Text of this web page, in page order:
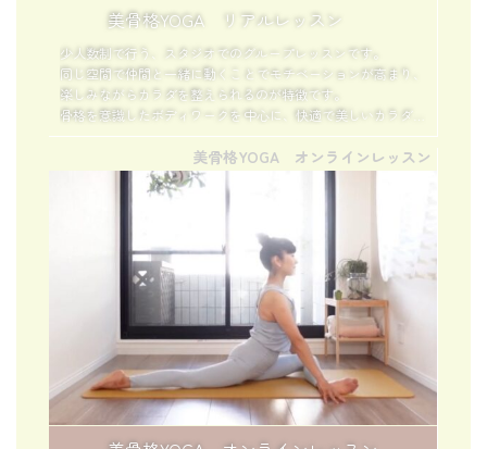
美骨格YOGA リアルレッスン
少人数制で行う、スタジオでのグループレッスンです。
同じ空間で仲間と一緒に動くことでモチベーションが高まり、
楽しみながらカラダを整えられるのが特徴です。
骨格を意識したボディワークを中心に、快適で美しいカラダを
育てていきます。
一人では続きにくい方、定期的に体を動かす習慣をつくりたい
方におすすめです。
美骨格YOGA オンラインレッスン